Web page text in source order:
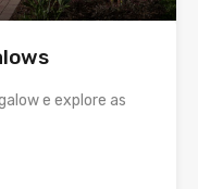
e explore as